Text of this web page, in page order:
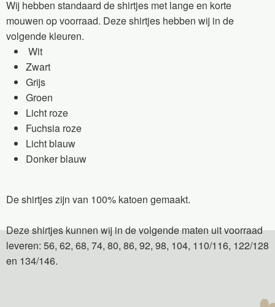
Wij hebben standaard de shirtjes met lange en korte
mouwen op voorraad. Deze shirtjes hebben wij in de
volgende kleuren.
Wit
Zwart
Grijs
Groen
Licht roze
Fuchsia roze
Licht blauw
Donker blauw
De shirtjes zijn van 100% katoen gemaakt.
Deze shirtjes kunnen wij in de volgende maten uit voorraad
leveren: 56, 62, 68, 74, 80, 86, 92, 98, 104, 110/116, 122/128
en 134/146.